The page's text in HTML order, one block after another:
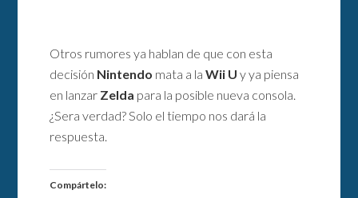
Otros rumores ya hablan de que con esta
decisión Nintendo mata a laWii U y ya piensa
en lanzar Zelda para la posible nueva consola.
¿Sera verdad? Solo el tiempo nos dará la
respuesta.
Compártelo: